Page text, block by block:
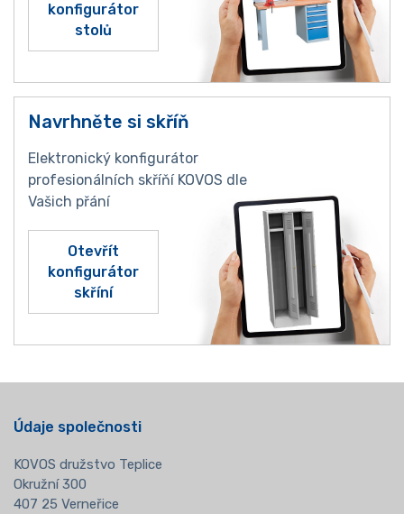
konfigurátor
stolů
Navrhněte si skříň
Elektronický konfigurátor
profesionálních skříňí KOVOS dle
Vašich přání
Otevřít
konfigurátor
skříní
Údaje společnosti
KOVOS družstvo Teplice
Okružní 300
407 25 Verneřice